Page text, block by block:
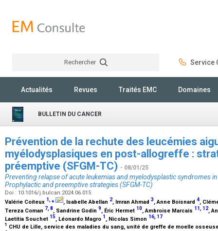
Rechercher Service
Actualités Revues Traités EMC Domaines
BULLETIN DU CANCER
Prévention de la rechute des leucémies
myélodysplasiques en post-allogreffe :
préemptive (SFGM-TC) - 08/01/25
Preventing relapse of acute leukemias and myelodysplastic syndromes
Prophylactic and preemptive strategies (SFGM-TC)
Doi : 10.1016/j.bulcan.2024.06.015
Valérie Coiteux 1,⁎ , Isabelle Abellan 2, Imran Ahmad 3, Anne Boisnard 4,
Tereza Coman 7 8, Sandrine Godin 9, Éric Hermet 10, Ambroise Marcais 11 12,
Laetitia Souchet 15, Léonardo Magro 1 , Nicolas Simon 16, 17
1 CHU de Lille, service des maladies du sang, unité de greffe de moelle